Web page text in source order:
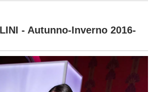
- Autunno-Inverno 2016-